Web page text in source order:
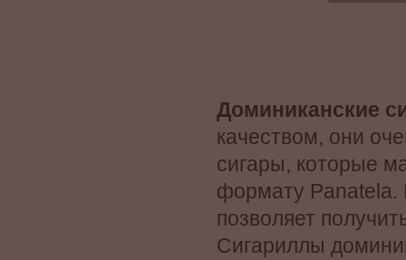
Доминиканские
качеством, они
сигары, которые
формату Panatela.
позволяет
Сигариллы